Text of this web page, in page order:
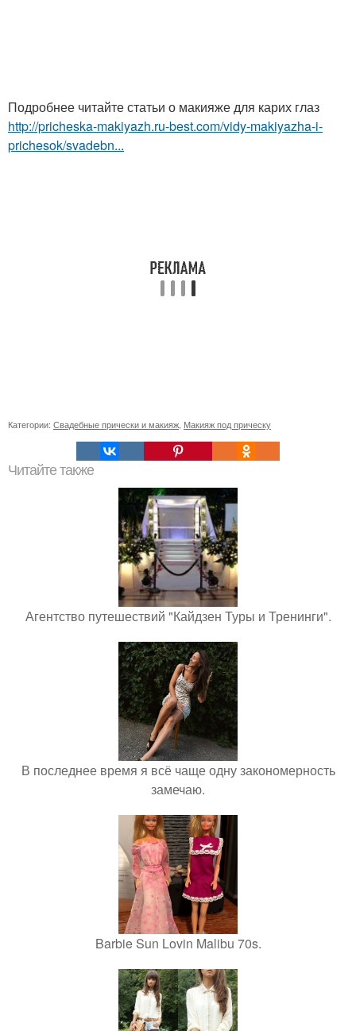
Подробнее читайте статьи о макияже для карих глаз
http://pricheska-makiyazh.ru-best.com/vidy-makiyazha-i-
prichesok/svadebn...
Категории: Свадебные прически и макияж Макияж под прическу
Читайте также
Агентство путешествий "Кайдзен Туры и Тренинги".
В последнее время я всё чаще одну закономерность
замечаю.
Barbie Sun Lovin Malibu 70s.